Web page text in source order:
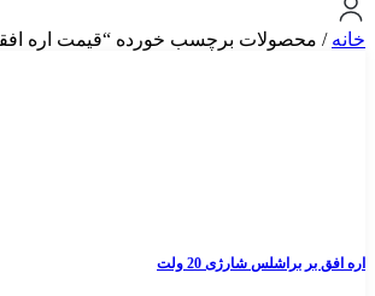
برچسب خورده “قیمت اره افقی بر
شارژی 20 ولت